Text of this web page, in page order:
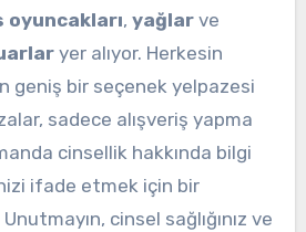
oyuncakları, yağlarve
yer alıyor. Herkesin
geniş bir seçenek yelpazesi
sadece alışveriş yapma
cinsellik hakkında bilgi
ifade etmek için bir
cinsel sağlığınız ve